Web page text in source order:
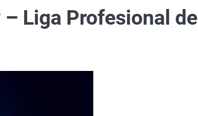
Liga Profesional de